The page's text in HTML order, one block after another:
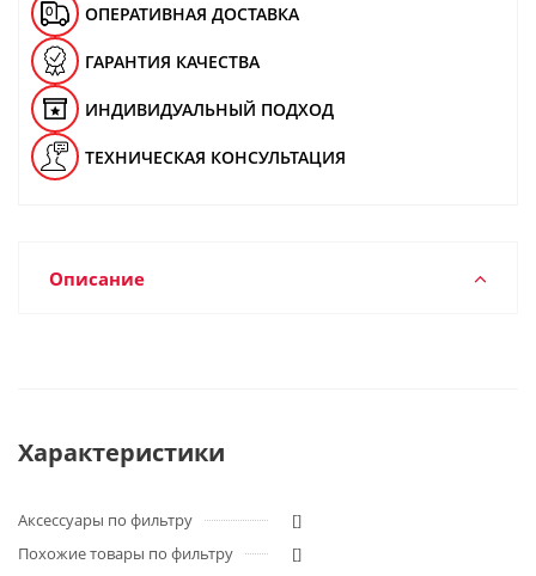
ОПЕРАТИВНАЯ ДОСТАВКА
ГАРАНТИЯ КАЧЕСТВА
ИНДИВИДУАЛЬНЫЙ ПОДХОД
ТЕХНИЧЕСКАЯ КОНСУЛЬТАЦИЯ
Описание
Характеристики
Аксессуары по фильтру
[]
Похожие товары по фильтру
[]